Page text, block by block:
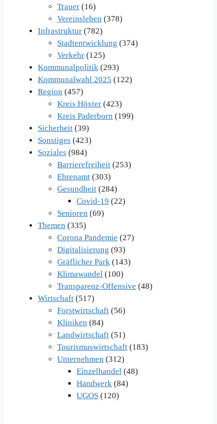
Trauer (16)
Vereinsleben (378)
Infrastruktur (782)
Stadtentwicklung (374)
Verkehr (125)
Kommunalpolitik (293)
Kommunalwahl 2025 (122)
Region (457)
Kreis Höxter (423)
Kreis Paderborn (199)
Sicherheit (39)
Sonstiges (423)
Soziales (984)
Barrierefreiheit (253)
Ehrenamt (303)
Gesundheit (284)
Covid-19 (22)
Senioren (69)
Themen (335)
Corona Pandemie (27)
Digitalisierung (93)
Gräflicher Park (143)
Klimawandel (100)
Transparenz-Offensive (48)
Wirtschaft (517)
Forstwirtschaft (56)
Kliniken (84)
Landwirtschaft (51)
Tourismuswirtschaft (183)
Unternehmen (312)
Einzelhandel (48)
Handwerk (84)
UGOS (120)